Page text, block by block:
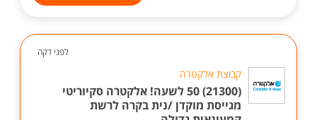
לפני דקה
קבוצת אלקטרה
(21300) 50 לשעה! אלקטרה סקיוריטי
מגייסת מוקדן /נית בקרה לרשת